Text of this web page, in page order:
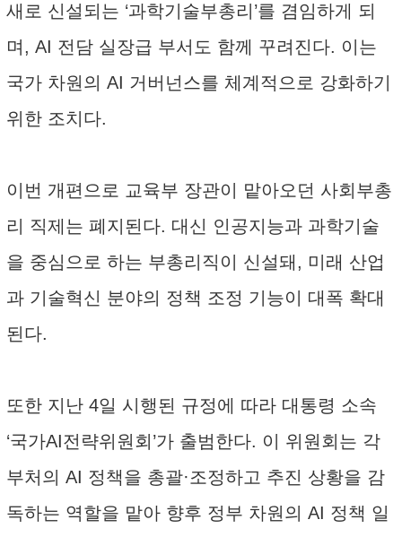
새로 신설되는 ‘과학기술부총리’를 겸임하게 되
며, AI 전담 실장급 부서도 함께 꾸려진다. 이는
국가 차원의 AI 거버넌스를 체계적으로 강화하기
위한 조치다.
이번 개편으로 교육부 장관이 맡아오던 사회부총
리 직제는 폐지된다. 대신 인공지능과 과학기술
을 중심으로 하는 부총리직이 신설돼, 미래 산업
과 기술혁신 분야의 정책 조정 기능이 대폭 확대
된다.
또한 지난 4일 시행된 규정에 따라 대통령 소속
‘국가AI전략위원회’가 출범한다. 이 위원회는 각
부처의 AI 정책을 총괄·조정하고 추진 상황을 감
독하는 역할을 맡아 향후 정부 차원의 AI 정책 일